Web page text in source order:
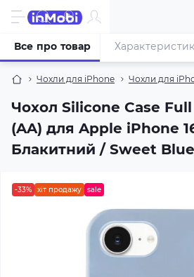
Чохли для iPhone Чохли для
Чохол Silicone Case
(AA) для Apple iPhone
Блакитний / Sweet Blue
Все про товар
-33% хіт продажу sale